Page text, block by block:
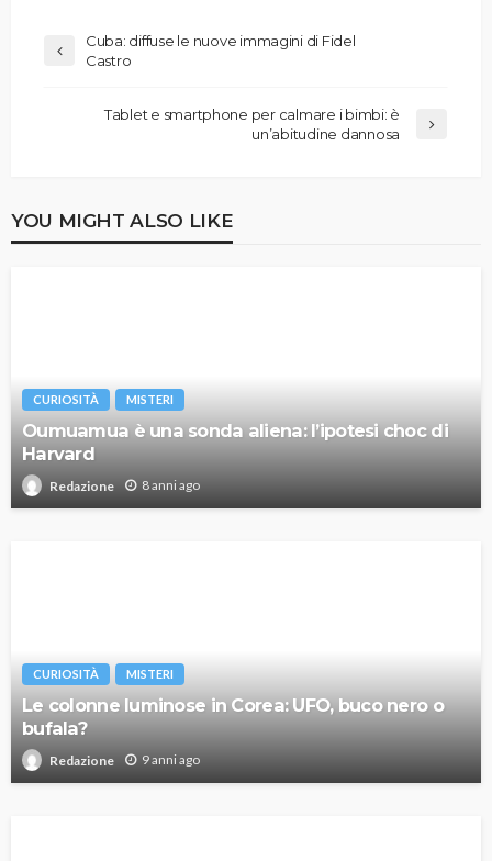
Cuba: diffuse le nuove immagini di Fidel
Castro
Tablet e smartphone per calmare i bimbi: è
un’abitudine dannosa
YOU MIGHT ALSO LIKE
CURIOSITÀ MISTERI
Oumuamua è una sonda aliena: l’ipotesi choc di
Harvard
Redazione 8 anni ago
CURIOSITÀ MISTERI
Le colonne luminose in Corea: UFO, buco nero o
bufala?
Redazione 9 anni ago